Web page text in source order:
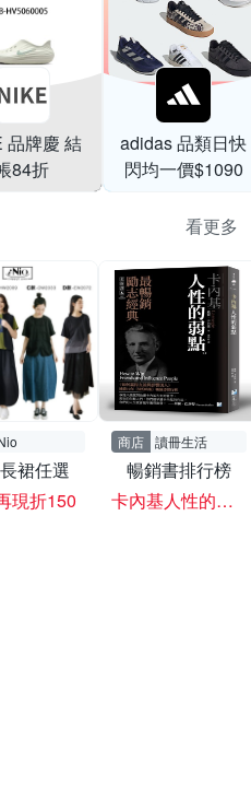
品牌慶 結
84折
adidas 品類日快
閃均一價$1090
看更多
裙任選
現折150
商店 讀冊生活
暢銷書排行榜
卡內基人性的弱點